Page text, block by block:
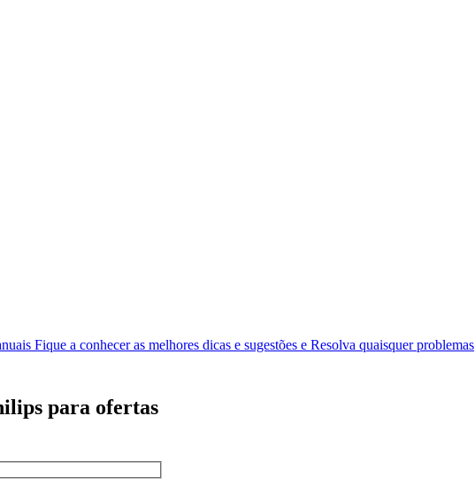
Fique a conhecer as melhores dicas e sugestões e Resolva quaisquer problemas
para ofertas